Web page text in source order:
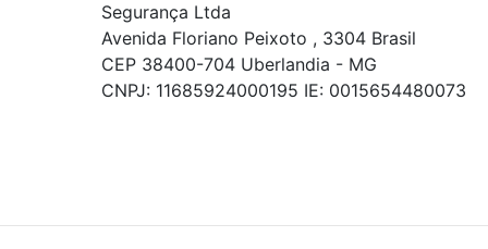
Segurança Ltda
Avenida Floriano Peixoto , 3304 Brasil
CEP 38400-704 Uberlandia - MG
CNPJ: 11685924000195 IE: 0015654480073